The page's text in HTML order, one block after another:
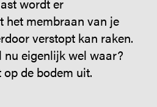
het membraan van je
verstopt kan raken.
eigenlijk wel waar?
de bodem uit.